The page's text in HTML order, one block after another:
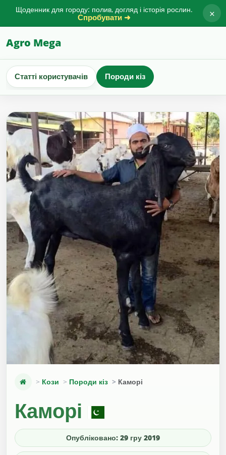
Щоденник для городу: полив, догляд і історія рослин.
Спробувати ➜ ×
Agro Mega
Статті користувачів Породи кіз
Кози Породи кіз Каморі
Каморі
Опубліковано: 29 гру 2019